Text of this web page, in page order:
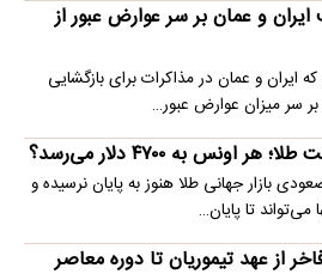
ایران و عمان بر سر عوارض عبور از
ایران و عمان در مذاکرات برای بازگشایی
سر میزان عوارض عبور…
به ۴۷۰۰ دلار می‌رسد؟
بازار جهانی طلا هنوز به پایان نرسیده و
تا پایان…